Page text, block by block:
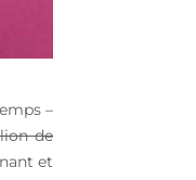
–
de
et